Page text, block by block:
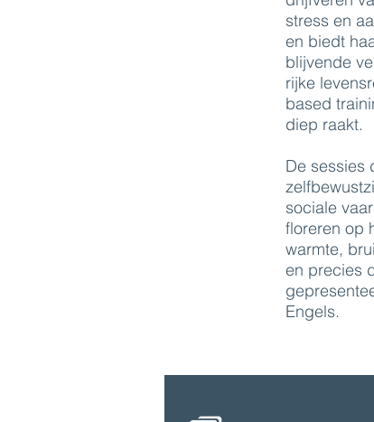
stress en
en biedt
blijvende
rijke
based
diep raakt.
De sessies
sociale
floreren op
warmte,
en precies
Engels.